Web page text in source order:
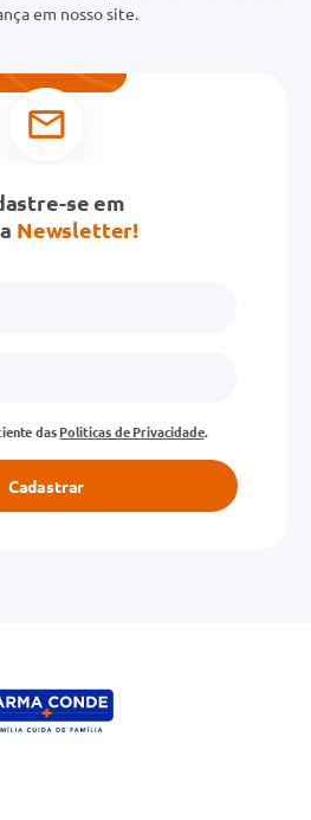
em nosso site.
se em
Newsletter!
dasPolíticas de Privacidade.
Cadastrar